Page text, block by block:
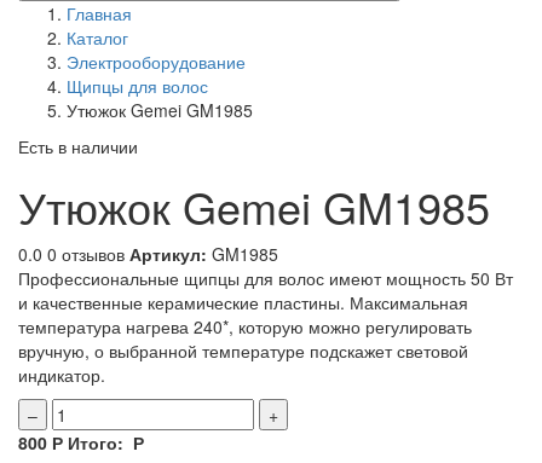
Главная
Каталог
Электрооборудование
Щипцы для волос
Утюжок Gemei GM1985
Есть в наличии
Утюжок Gemei GM1985
0.0 0 отзывов Артикул: GM1985
Профессиональные щипцы для волос имеют мощность 50 Вт
и качественные керамические пластины. Максимальная
температура нагрева 240*, которую можно регулировать
вручную, о выбранной температуре подскажет световой
индикатор.
–
+
800 Р Итого: Р